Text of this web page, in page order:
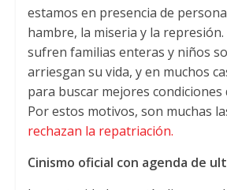
estamos en presencia de
hambre, la miseria y la represión.
sufren familias enteras y niños
arriesgan su vida, y en muchos
para buscar mejores condiciones
Por estos motivos, son muchas
rechazan la repatriación.
Cinismo oficial con agenda de